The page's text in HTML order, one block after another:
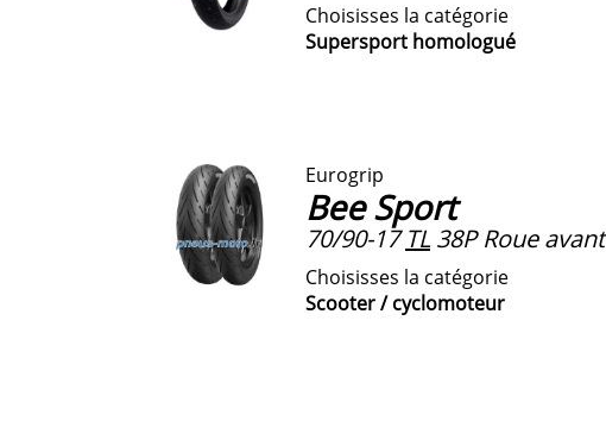
Choisisses la catégorie
Supersport homologué
Eurogrip
Bee Sport
70/90-17 TL38P Roue avant
Choisisses la catégorie
Scooter / cyclomoteur